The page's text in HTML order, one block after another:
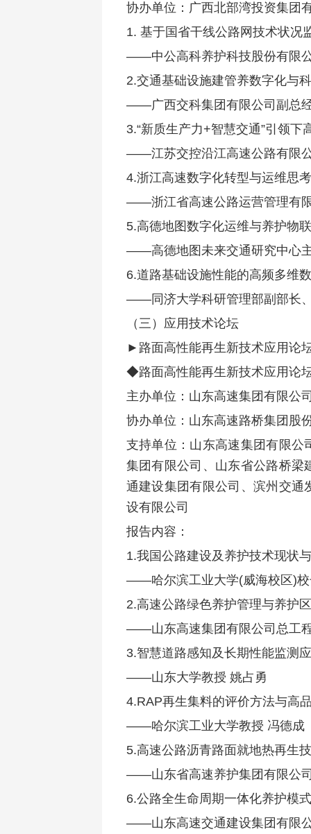
协办单位：广西北部湾投资集团
1. 基于国省干线公路网技术状况
——中公高科养护科技股份有限
2.交通基础设施建管养数字化与
——广西交科集团有限公司副总
3.“新质生产力+智慧交通”引领
——江苏交控沿江高速公路有限
4.浙江高速数字化转型与运维思考
——浙江省高速公路运营管理有
5.高德地图数字化运维与养护物
——高德地图未来交通研究中心
6.道路基础设施性能的高频多维
——同济大学科研管理部副部长
（三）应用技术论坛
►路面高性能再生新技术应用论
◆路面高性能再生新技术应用论
主办单位：山东高速集团有限公
协办单位：山东高速路桥集团股
支持单位：山东高速集团有限公
集团有限公司、山东省公路桥梁
通建设集团有限公司、滨州交通
设有限公司
报告内容：
1.我国公路建设及养护技术现状
——哈尔滨工业大学(威海校区)校
2.高速公路绿色养护管理与养护
——山东高速集团有限公司总工
3.智慧道路感知及长期性能监测
——山东大学教授 姚占勇
4.RAP再生集料的评价方法与高
——哈尔滨工业大学教授 冯德成
5.高速公路沥青路面就地热再生
——山东省高速养护集团有限公
6.公路全生命周期一体化养护模
——山东高速交通建设集团有限